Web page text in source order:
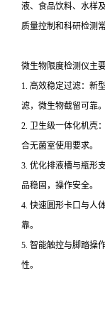
液、食品饮料、水样
质量控制和科研检测
微生物限度检测仪主
1. 高效稳定过滤：新
滤，微生物截留可靠。
2. 卫生级一体化机壳
合无菌室使用要求。
3. 优化排液槽与瓶形
品稳固，操作安全。
4. 快速圆形卡口与人
靠。
5. 智能触控与脚踏操
性。